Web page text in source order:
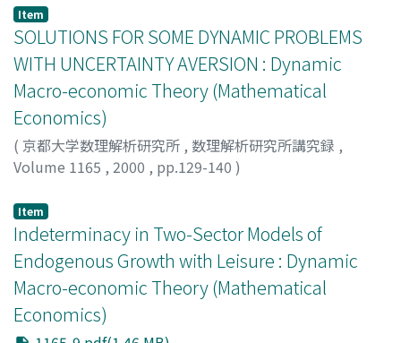
井, 義浩
Item
SOLUTIONS FOR SOME DYNAMIC PROBLEMS
WITH UNCERTAINTY AVERSION : Dynamic
Macro-economic Theory (Mathematical
Economics)
( 京都大学数理解析研究所 , 数理解析研究所講究録 ,
Volume 1165 , 2000 , pp.129-140 )
ヒロユキ
Item
Indeterminacy in Two-Sector Models of
Endogenous Growth with Leisure : Dynamic
Macro-economic Theory (Mathematical
Economics)